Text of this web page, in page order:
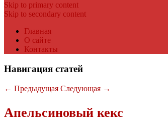
Skip to primary content
Skip to secondary content
Главная
О сайте
Контакты
Навигация статей
← Предыдущая Следующая →
Апельсиновый кекс